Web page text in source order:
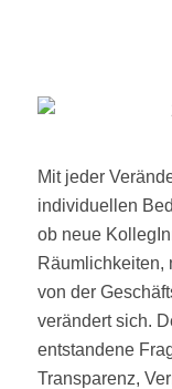
Mit jeder
individuellen
ob neue
Räumlichkeiten,
von der
verändert sich.
entstandene
Transparenz,